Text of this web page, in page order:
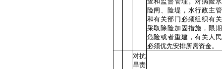
险闸、险堤，水行政主
和有关部门必须组织有
采取除险加固措施，限
危险或者重建，有关人
必须优先安排所需资金。
对抗
旱责